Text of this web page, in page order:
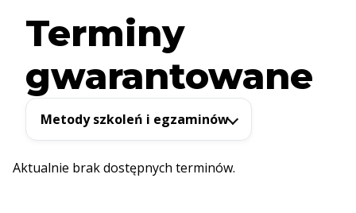
Terminy
gwarantowane
Metody szkoleń i egzaminów
Aktualnie brak dostępnych terminów.